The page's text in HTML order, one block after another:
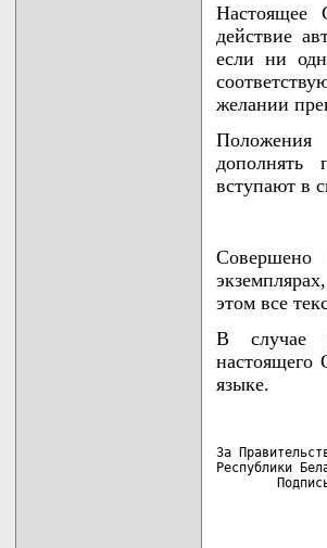
Настоящее
действие
если ни
желании
Положения
дополнять
вступают в
этом все
В случае
настоящего
языке.
За
Республики